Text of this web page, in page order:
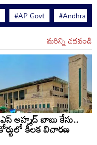
#AP Govt #Andhra
మరిన్ని చదవండి
అహ్మద్ బాబు కేసు..
కీలక విచారణ